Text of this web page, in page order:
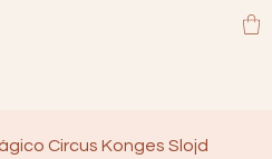
Circus Konges Slojd